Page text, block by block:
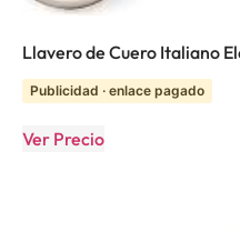
Llavero de Cuero Italiano
Publicidad · enlace pagado
Ver Precio